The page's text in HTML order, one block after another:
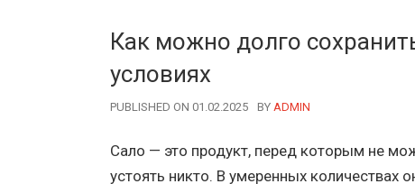
Как можно долго
условиях
PUBLISHED ON 01.02.2025 BY AUTHOR
ADMIN
Сало — это продукт, перед которым не
устоять никто. В умеренных количествах